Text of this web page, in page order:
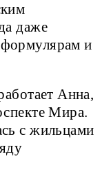
даже
и
Анна,
Мира.
с жильцами